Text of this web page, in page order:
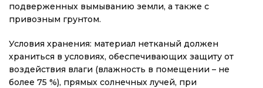
подверженных вымыванию земли, а также с
привозным грунтом.
Условия хранения: материал нетканый должен
храниться в условиях, обеспечивающих защиту от
воздействия влаги (влажность в помещении – не
более 75 %), прямых солнечных лучей, при